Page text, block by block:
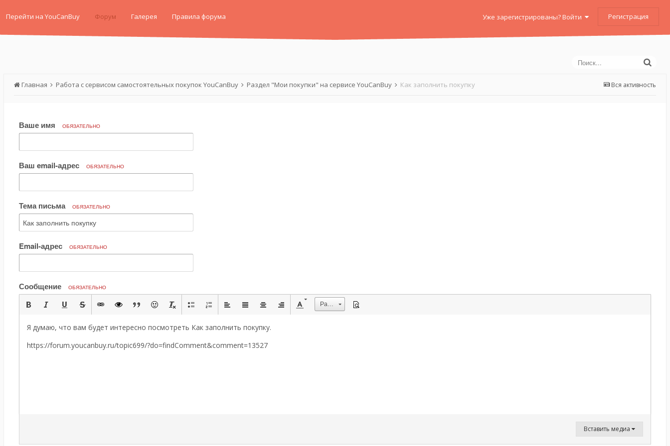
Перейти на YouCanBuy Форум Галерея Правила форума Уже зарегистрированы? Войти Регистрация
Вся активность
Главная Работа с сервисом самостоятельных покупок YouCanBuy Раздел "Мои покупки" на сервисе YouCanBuy Как заполнить покупку
Ваше имя ОБЯЗАТЕЛЬНО
Ваш email-адрес ОБЯЗАТЕЛЬНО
Тема письма ОБЯЗАТЕЛЬНО
Email-адрес ОБЯЗАТЕЛЬНО
Сообщение ОБЯЗАТЕЛЬНО
Размер
Я думаю, что вам будет интересно посмотреть Как заполнить покупку.
https://forum.youcanbuy.ru/topic699/?do=findComment&comment=13527
Вставить медиа